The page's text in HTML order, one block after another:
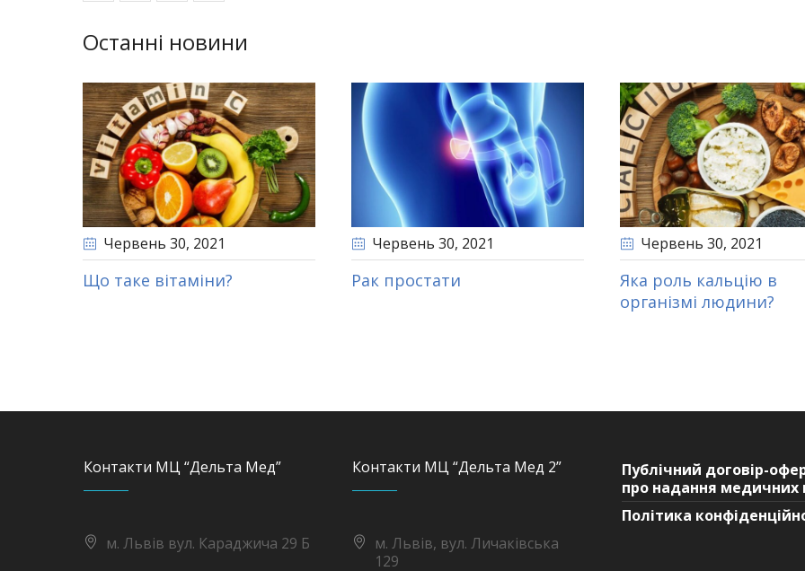
Останні новини
Червень 30, 2021
Що таке вітаміни?
Червень 30, 2021
Рак простати
Червень 30, 2021
Яка роль кальцію в
організмі людини?
Контакти МЦ “Дельта Мед”
м. Львів вул. Караджича 29 Б
Контакти МЦ “Дельта Мед 2”
м. Львів, вул. Личаківська
129
Публічний договір-
про надання медичних
Політика